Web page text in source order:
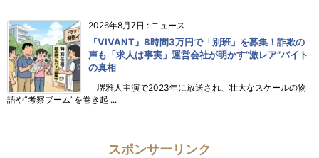
2026年8月7日 : ニュース
『VIVANT』8時間3万円で「別班」を募集！詐欺の
声も「求人は事実」運営会社が明かす“激レア”バイト
の真相
堺雅人主演で2023年に放送され、壮大なスケールの物
語や“考察ブーム”を巻き起 ...
スポンサーリンク